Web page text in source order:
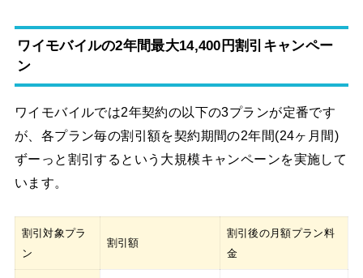
ワイモバイルの2年間最大14,400円割引キャンペー
ン
ワイモバイルでは2年契約の以下の3プランが定番です
が、各プラン毎の割引額を契約期間の2年間(24ヶ月間)
ずーっと割引するという大規模キャンペーンを実施して
います。
割引対象プラ
ン
割引額
割引後の月額プラン料
金